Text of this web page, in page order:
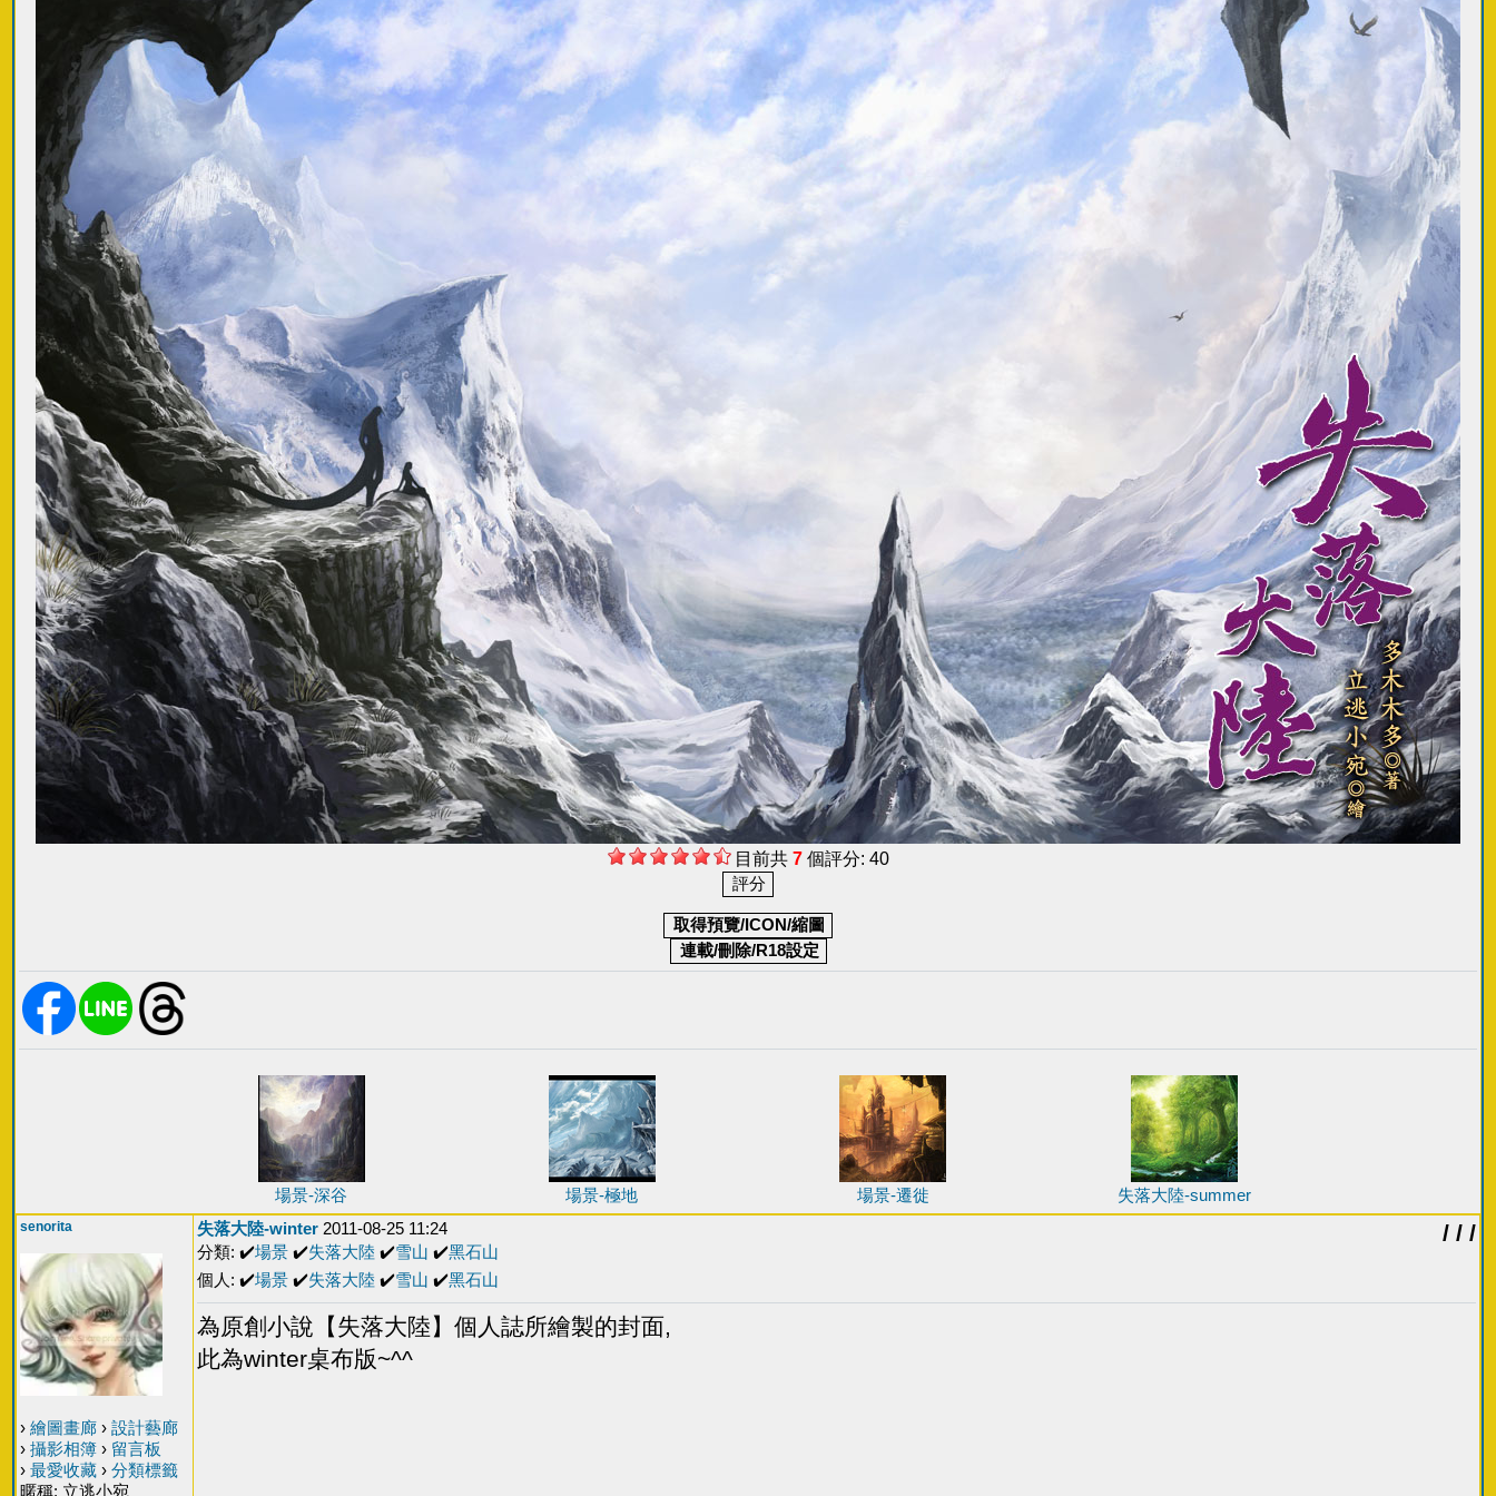
目前共 7個評分: 40
場景-深谷 場景-極地 場景-遷徙 失落大陸-summer
senorita
› 繪圖畫廊 › 設計藝廊
› 攝影相簿 › 留言板
› 最愛收藏 › 分類標籤
暱稱: 立逃小宛
失落大陸-winter 2011-08-25 11:24
分類: ✔️場景 ✔️失落大陸 ✔️雪山 ✔️黑石山
個人: ✔️場景 ✔️失落大陸 ✔️雪山 ✔️黑石山
/ / /
為原創小說【失落大陸】個人誌所繪製的封面,
此為winter桌布版~^^